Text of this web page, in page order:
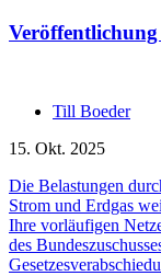
Veröffentlichung
Till Boeder
15. Okt. 2025
Die Belastungen
Strom und Erdgas
Ihre vorläufigen
des